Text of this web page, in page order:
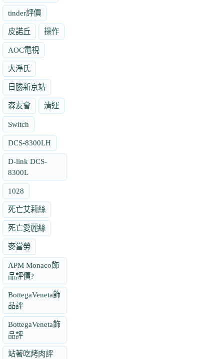
tinder評價
皮諾丘 操作
AOC電視
大淨氏
日勝新京站
森友會 清運
Switch
DCS-8300LH
D-link DCS-
8300L
1028
死亡艾莉絲
死亡愛麗絲
麥當勞
APM Monaco飾
品評價?
BottegaVeneta飾
品評
BottegaVeneta飾
品評
站著吃烤肉評